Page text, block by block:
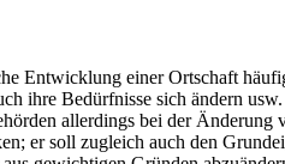
Entwicklung einer Ortschaft
ihre Bedürfnisse sich ändern
allerdings bei der
er soll zugleich auch den